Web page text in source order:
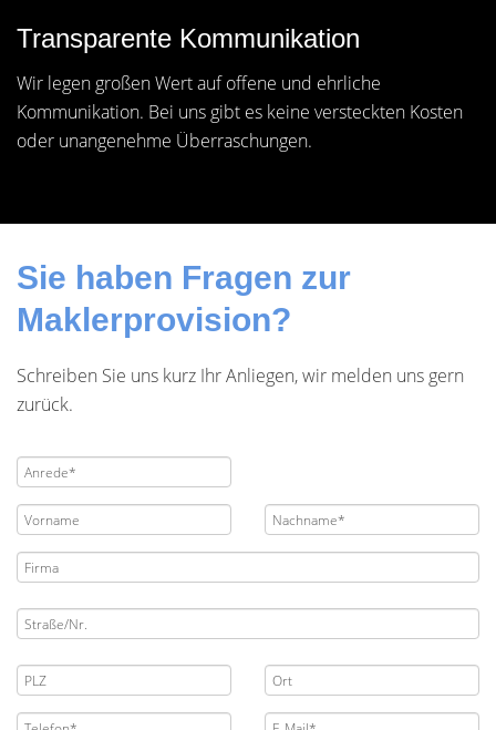
Transparente Kommunikation
Wir legen großen Wert auf offene und ehrliche
Kommunikation. Bei uns gibt es keine versteckten Kosten
oder unangenehme Überraschungen.
Sie haben Fragen zur
Maklerprovision?
Schreiben Sie uns kurz Ihr Anliegen, wir melden uns gern
zurück.